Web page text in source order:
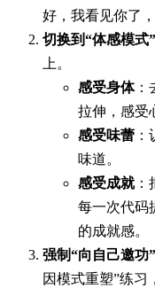
好，我看见你了
切换到“体感模式”
上。
感受身体：
拉伸，感受
感受味蕾
味道。
感受成就：
每一次代码
的成就感。
强制“向自己邀功”
因模式重塑”练习